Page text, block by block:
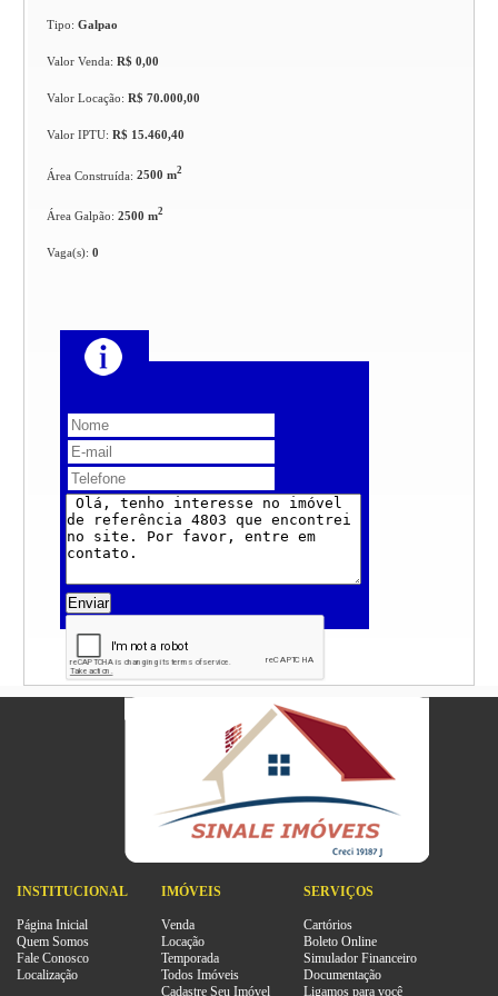
Tipo:Galpao
Valor Venda:R$ 0,00
Valor Locação:R$ 70.000,00
Valor IPTU:R$ 15.460,40
Área Construída:2500 m2
Área Galpão:2500 m2
Vaga(s):0
Enviar
INSTITUCIONAL
Página Inicial
Quem Somos
Fale Conosco
Localização
IMÓVEIS
Venda
Locação
Temporada
Todos Imóveis
Cadastre Seu Imóvel
SERVIÇOS
Cartórios
Boleto Online
Simulador Financeiro
Documentação
Ligamos para você